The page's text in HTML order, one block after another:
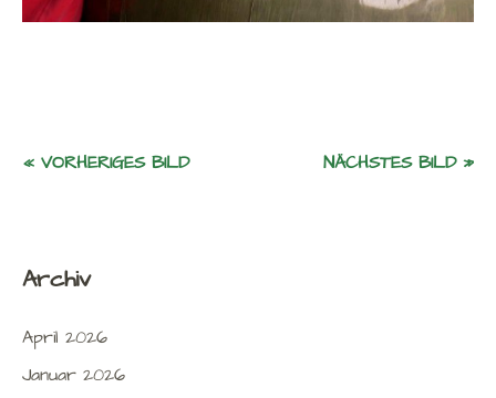
« VORHERIGES BILD NÄCHSTES BILD »
Archiv
April 2026
Januar 2026